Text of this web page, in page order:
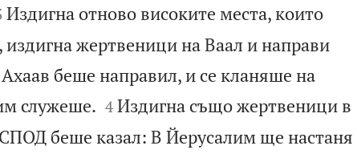
Издигна отново високите места, които
жертвеници на Ваал и направи
беше направил, и се кланяше на
служеше.
4 Издигна също жертвеници в
беше казал: В Йерусалим ще настаня